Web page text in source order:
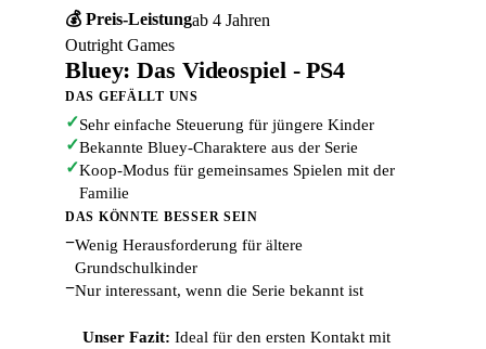
💰 Preis-Leistungab 4 Jahren
Outright Games
Bluey: Das Videospiel - PS4
DAS GEFÄLLT UNS
✓Sehr einfache Steuerung für jüngere Kinder
✓Bekannte Bluey-Charaktere aus der Serie
✓Koop-Modus für gemeinsames Spielen mit der
Familie
DAS KÖNNTE BESSER SEIN
−Wenig Herausforderung für ältere
Grundschulkinder
−Nur interessant, wenn die Serie bekannt ist
Unser Fazit: Ideal für den ersten Kontakt mit